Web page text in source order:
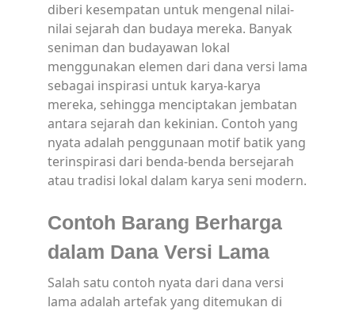
diberi kesempatan untuk mengenal nilai-
nilai sejarah dan budaya mereka. Banyak
seniman dan budayawan lokal
menggunakan elemen dari dana versi lama
sebagai inspirasi untuk karya-karya
mereka, sehingga menciptakan jembatan
antara sejarah dan kekinian. Contoh yang
nyata adalah penggunaan motif batik yang
terinspirasi dari benda-benda bersejarah
atau tradisi lokal dalam karya seni modern.
Contoh Barang Berharga
dalam Dana Versi Lama
Salah satu contoh nyata dari dana versi
lama adalah artefak yang ditemukan di